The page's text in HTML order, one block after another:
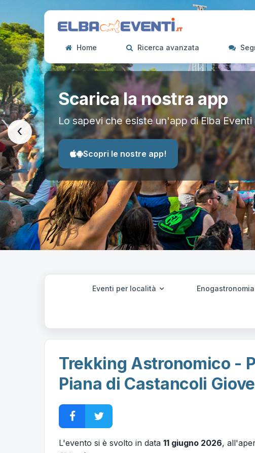
Home Ricerca avanzata
Scarica la nostra app
Lo sapevi che esiste un'app di Elba Eventi
Scopri le nostre app!
‹
Eventi per località Enogastronomia
Trekking Astronomico -
Piana di Castancoli
L'evento si è svolto in data 11 giugno 2026,